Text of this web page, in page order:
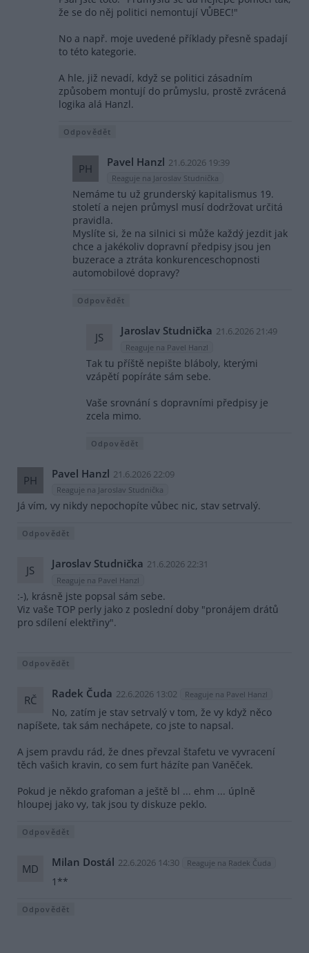
že se do něj politici nemontují VŮBEC!"
No a např. moje uvedené příklady přesně spadají
to této kategorie.
A hle, již nevadí, když se politici zásadním
způsobem montují do průmyslu, prostě zvrácená
logika alá Hanzl.
Odpovědět
PH Pavel Hanzl 21.6.2026 19:39
Reaguje na Jaroslav Studnička
Nemáme tu už grunderský kapitalismus 19.
století a nejen průmysl musí dodržovat určitá
pravidla.
Myslíte si, že na silnici si může každý jezdit jak
chce a jakékoliv dopravní předpisy jsou jen
buzerace a ztráta konkurenceschopnosti
automobilové dopravy?
Odpovědět
JS Jaroslav Studnička 21.6.2026 21:49
Reaguje na Pavel Hanzl
Tak tu příště nepište bláboly, kterými
vzápětí popíráte sám sebe.
Vaše srovnání s dopravními předpisy je
zcela mimo.
Odpovědět
PH Pavel Hanzl 21.6.2026 22:09
Reaguje na Jaroslav Studnička
Já vím, vy nikdy nepochopíte vůbec nic, stav setrvalý.
Odpovědět
JS Jaroslav Studnička 21.6.2026 22:31
Reaguje na Pavel Hanzl
:-), krásně jste popsal sám sebe.
Viz vaše TOP perly jako z poslední doby "pronájem drátů
pro sdílení elektřiny".
Odpovědět
RČ Radek Čuda 22.6.2026 13:02 Reaguje na Pavel Hanzl
No, zatím je stav setrvalý v tom, že vy když něco
napíšete, tak sám nechápete, co jste to napsal.
A jsem pravdu rád, že dnes převzal štafetu ve vyvracení
těch vašich kravin, co sem furt házíte pan Vaněček.
Pokud je někdo grafoman a ještě bl ... ehm ... úplně
hloupej jako vy, tak jsou ty diskuze peklo.
Odpovědět
MD Milan Dostál 22.6.2026 14:30 Reaguje na Radek Čuda
1**
Odpovědět